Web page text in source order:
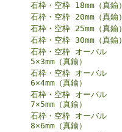
石枠・空枠 18mm（真鍮）
石枠・空枠 20mm（真鍮）
石枠・空枠 25mm（真鍮）
石枠・空枠 30mm（真鍮）
石枠・空枠 オーバル
5×3mm（真鍮）
石枠・空枠 オーバル
6×4mm（真鍮）
石枠・空枠 オーバル
7×5mm（真鍮）
石枠・空枠 オーバル
8×6mm（真鍮）